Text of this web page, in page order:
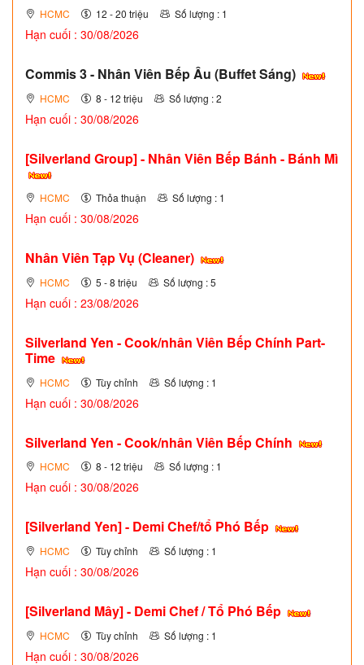
HCMC 12 - 20 triệu Số lượng : 1
Hạn cuối : 30/08/2026
Commis 3 - Nhân Viên Bếp Âu (Buffet Sáng)
HCMC 8 - 12 triệu Số lượng : 2
Hạn cuối : 30/08/2026
[Silverland Group] - Nhân Viên Bếp Bánh - Bánh Mì
HCMC Thỏa thuận Số lượng : 1
Hạn cuối : 30/08/2026
Nhân Viên Tạp Vụ (Cleaner)
HCMC 5 - 8 triệu Số lượng : 5
Hạn cuối : 23/08/2026
Silverland Yen - Cook/nhân Viên Bếp Chính Part-
Time
HCMC Tùy chỉnh Số lượng : 1
Hạn cuối : 30/08/2026
Silverland Yen - Cook/nhân Viên Bếp Chính
HCMC 8 - 12 triệu Số lượng : 1
Hạn cuối : 30/08/2026
[Silverland Yen] - Demi Chef/tổ Phó Bếp
HCMC Tùy chỉnh Số lượng : 1
Hạn cuối : 30/08/2026
[Silverland Mây] - Demi Chef / Tổ Phó Bếp
HCMC Tùy chỉnh Số lượng : 1
Hạn cuối : 30/08/2026